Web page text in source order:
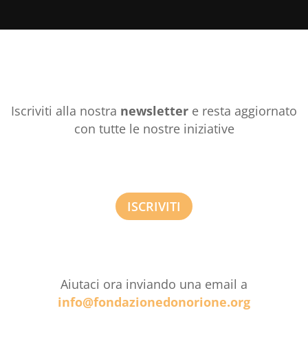
Iscriviti alla nostra newsletter e resta aggiornato
con tutte le nostre iniziative
ISCRIVITI
Aiutaci ora inviando una email a
info@fondazionedonorione.org